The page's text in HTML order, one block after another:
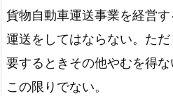
道路運送車両法第48条-1
貨物自動車運送事業を経営
運送をしてはならない。た
要するときその他やむを得な
この限りでない。